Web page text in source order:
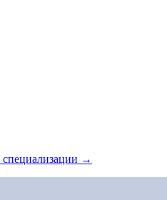
специализации →